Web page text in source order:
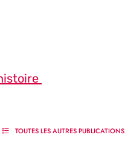
TOUTES LES AUTRES PUBLICATIONS